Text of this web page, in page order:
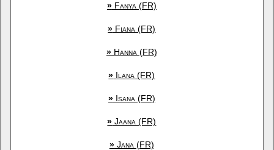
»Fanya (FR)
» Fiana (FR)
»Hanna (FR)
» Ilana (FR)
»Isana (FR)
» Jaana (FR)
»Jana (FR)